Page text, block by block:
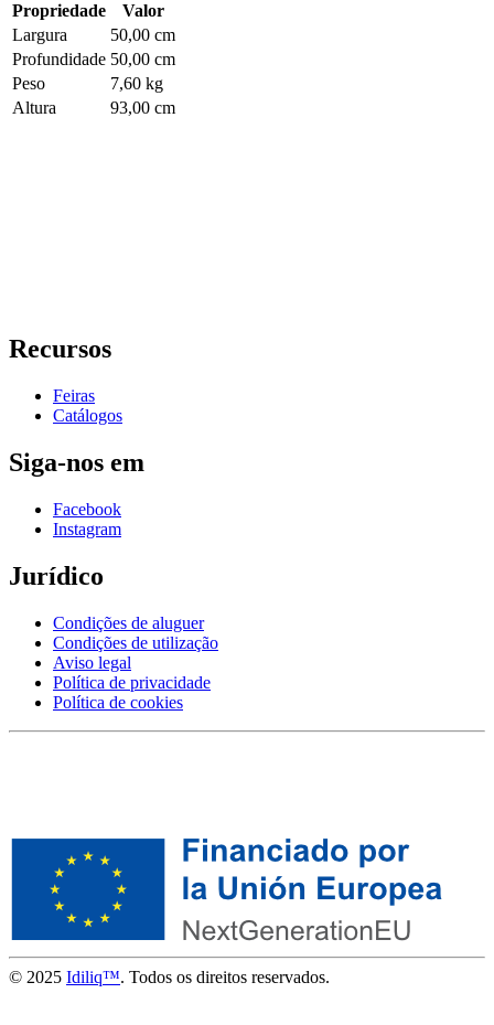
Propriedade
Valor
Largura
50,00 cm
Profundidade 50,00 cm
Peso
7,60 kg
Altura
93,00 cm
Recursos
Feiras
Catálogos
Siga-nos em
Facebook
Instagram
Jurídico
Condições de aluguer
Condições de utilização
Aviso legal
Política de privacidade
Política de cookies
© 2025 Idiliq™. Todos os direitos reservados.